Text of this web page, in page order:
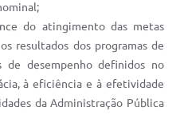
do atingimento das metas
resultados dos programas de
de desempenho definidos no
à eficiência e à efetividade
da Administração Pública